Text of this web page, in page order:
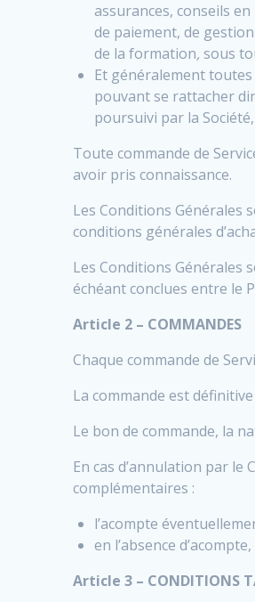
assurances, conseils
de paiement, de
de la formation, sous
Et généralement
pouvant se rattacher
poursuivi par la
Toute commande de
avoir pris connaissance.
Les Conditions
conditions générales
Les Conditions Générales
échéant conclues entre le
Article 2 – COMMANDES
Chaque commande de
La commande est
Le bon de commande, la
En cas d’annulation par
complémentaires :
l’acompte
en l’absence
Article 3 – CONDITIONS